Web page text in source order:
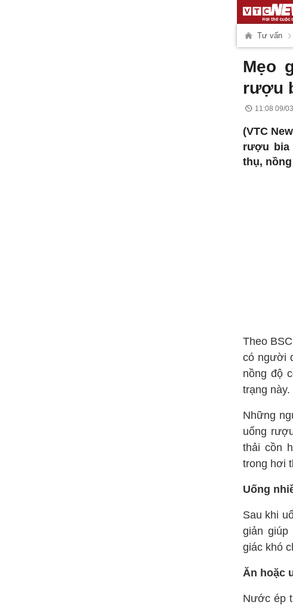
Tư vấn
Mẹo
rượu
11:08 09/
(VTC
rượu bia
thụ,
Theo
có người
nồng độ
trạng này.
Những
uống
thải cồn
trong hơi
Uống
Sau khi
giản
giác khó
Ăn hoặc
Nước ép